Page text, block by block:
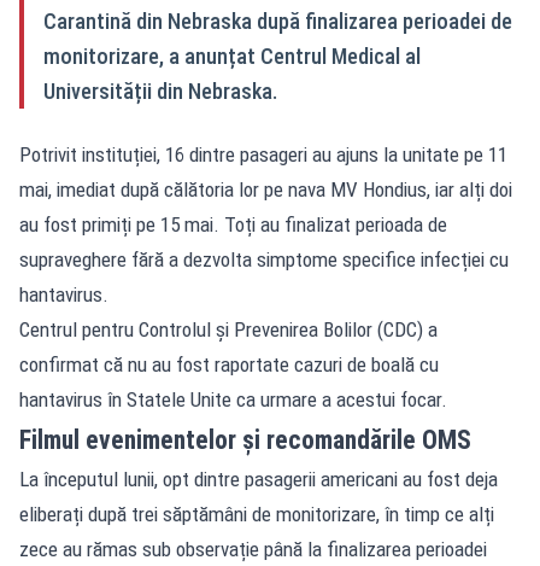
Carantină din Nebraska după finalizarea perioadei de
monitorizare, a anunțat Centrul Medical al
Universității din Nebraska.
Potrivit instituției, 16 dintre pasageri au ajuns la unitate pe 11
mai, imediat după călătoria lor pe nava MV Hondius, iar alți doi
au fost primiți pe 15 mai. Toți au finalizat perioada de
supraveghere fără a dezvolta simptome specifice infecției cu
hantavirus.
Centrul pentru Controlul și Prevenirea Bolilor (CDC) a
confirmat că nu au fost raportate cazuri de boală cu
hantavirus în Statele Unite ca urmare a acestui focar.
Filmul evenimentelor și recomandările OMS
La începutul lunii, opt dintre pasagerii americani au fost deja
eliberați după trei săptămâni de monitorizare, în timp ce alți
zece au rămas sub observație până la finalizarea perioadei